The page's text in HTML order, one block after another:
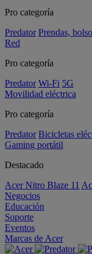
Pro categoría
Predator Prendas,
Red
Pro categoría
Predator Wi-Fi 5G
Movilidad eléctrica
Pro categoría
Predator Bicicletas
Gaming portátil
Destacado
Acer Nitro Blaze 11
Negocios
Educación
Soporte
Eventos
Marcas de Acer